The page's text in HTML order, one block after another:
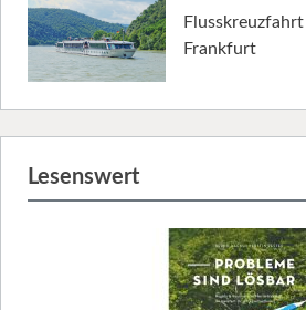
Frankfurt
Lesenswert